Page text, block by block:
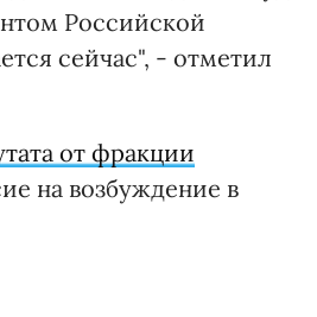
Российской
сейчас", - отметил
от фракции
на возбуждение в